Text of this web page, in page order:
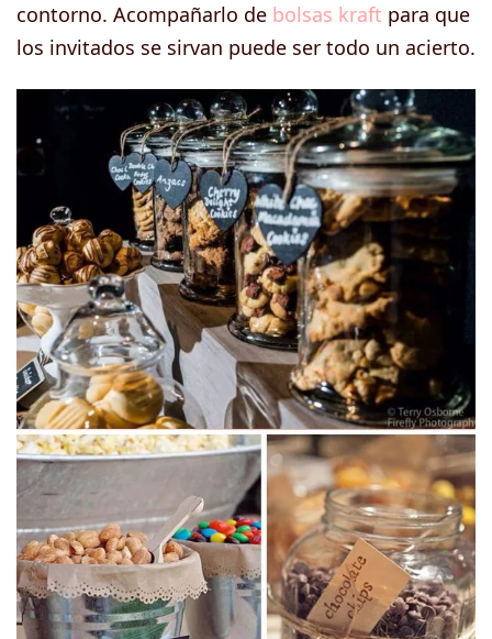
contorno. Acompañarlo de bolsas kraft para que
los invitados se sirvan puede ser todo un acierto.